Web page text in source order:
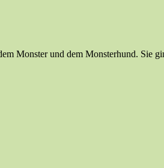
Monster und dem Monsterhund. Sie